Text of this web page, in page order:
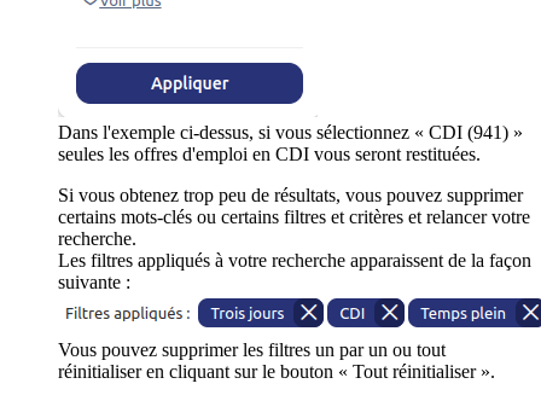
Dans l'exemple ci-dessus, si vous sélectionnez « CDI (941) »
seules les offres d'emploi en CDI vous seront restituées.
Si vous obtenez trop peu de résultats, vous pouvez supprimer
certains mots-clés ou certains filtres et critères et relancer votre
recherche.
Les filtres appliqués à votre recherche apparaissent de la façon
suivante :
Vous pouvez supprimer les filtres un par un ou tout
réinitialiser en cliquant sur le bouton « Tout réinitialiser ».